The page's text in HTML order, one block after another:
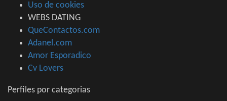
Uso de cookies
WEBS DATING
QueContactos.com
Adanel.com
Amor Esporadico
Cv Lovers
Perfiles por categorias